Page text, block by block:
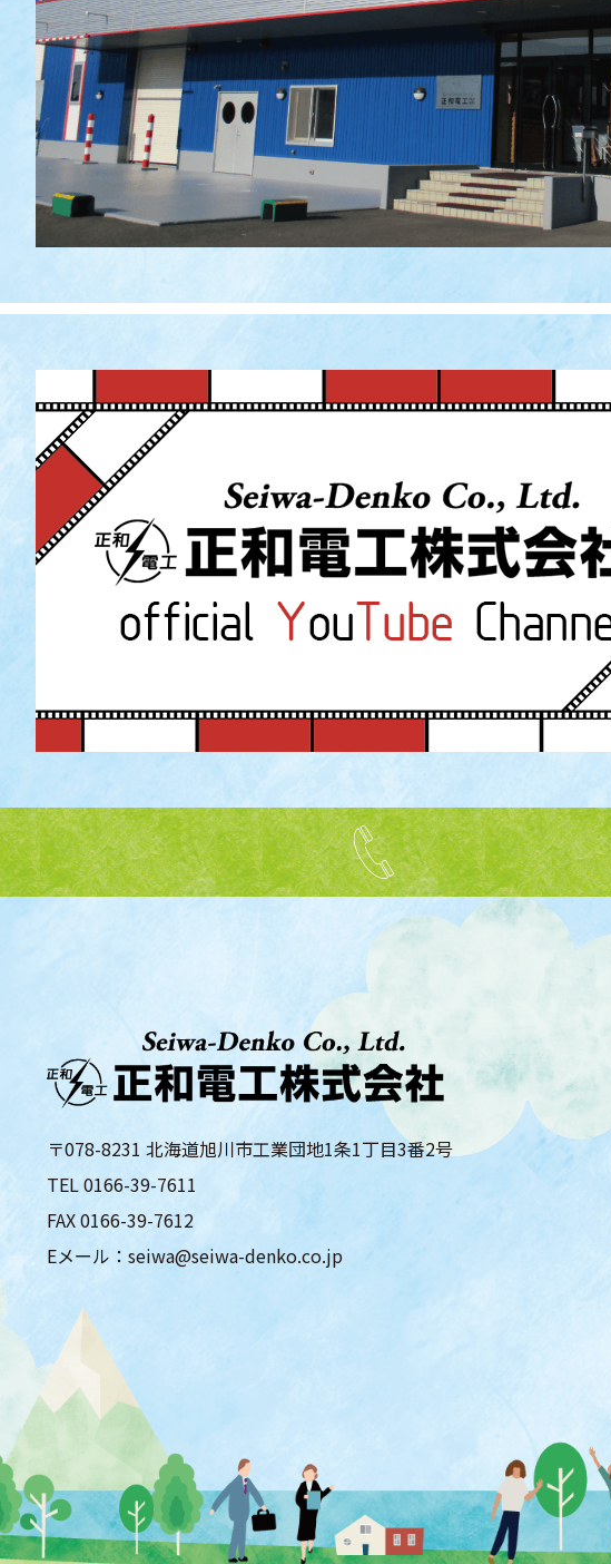
〒078-8231 北海道旭川市工業団地1条1丁目3番2号
TEL0166-39-7611
FAX 0166-39-7612
Eメール：seiwa@seiwa-denko.co.jp